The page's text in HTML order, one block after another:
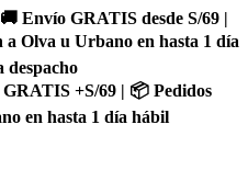
Envío GRATIS desde S/69 |
a Olva u Urbano en hasta 1 día
despacho
+S/69 | 📦 Pedidos
en hasta 1 día hábil